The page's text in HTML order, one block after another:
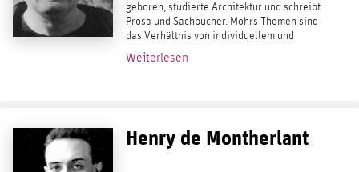
geboren, studierte Architektur und schreibt
Prosa und Sachbücher. Mohrs Themen sind
das Verhältnis von individuellem und
kollektivem Schicksal, die Frage nach der
Identität und die nach der persönlichen...
Weiterlesen
Henry de Montherlant